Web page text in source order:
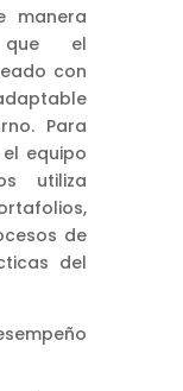
manera
que el
con
Para
equipo
utiliza
de
del